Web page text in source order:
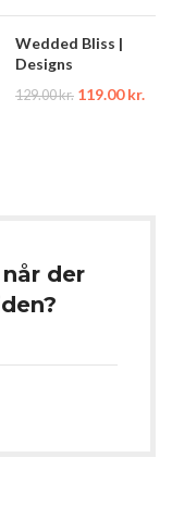
Wedded Bliss |
Designs
129.00kr. 119.00kr.
der